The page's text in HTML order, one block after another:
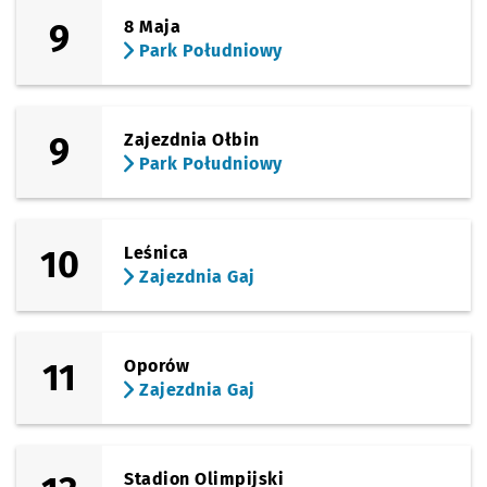
Zajezdnia Gaj
9
8 Maja
Park Południowy
9
Zajezdnia Ołbin
Park Południowy
10
Leśnica
Zajezdnia Gaj
11
Oporów
Zajezdnia Gaj
Stadion Olimpijski